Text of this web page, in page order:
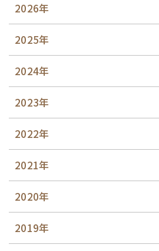
2026年
2025年
2024年
2023年
2022年
2021年
2020年
2019年